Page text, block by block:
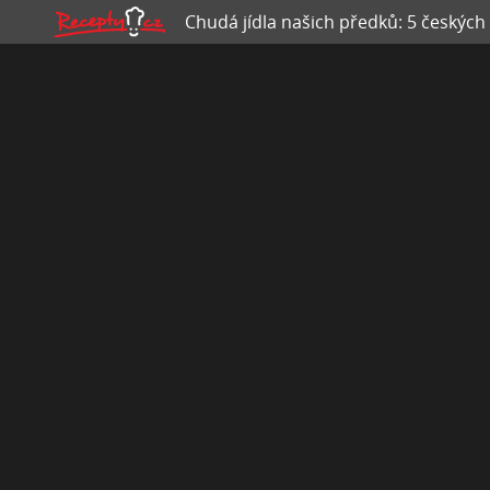
Chudá jídla našich předků: 5